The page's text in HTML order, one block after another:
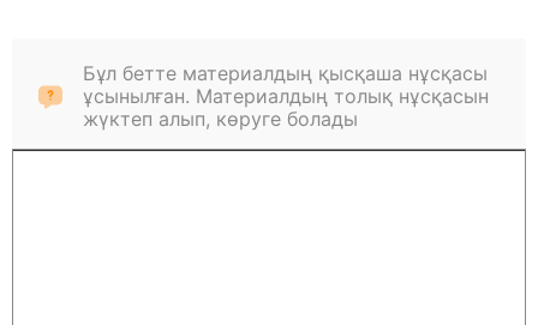
Бұл бетте материалдың қысқаша нұсқасы
ұсынылған. Материалдың толық нұсқасын
жүктеп алып, көруге болады